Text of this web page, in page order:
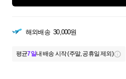
해외배송 30,000원
평균7일내 배송 시작 (주말, 공휴일 제외)